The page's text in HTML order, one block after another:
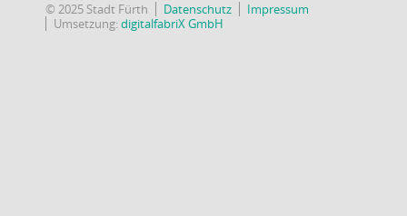
© 2025 Stadt Fürth Datenschutz
Impressum
Umsetzung:digitalfabriX GmbH